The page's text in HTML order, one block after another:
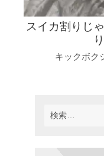
スイカ割りじ
キックボク
検
索: